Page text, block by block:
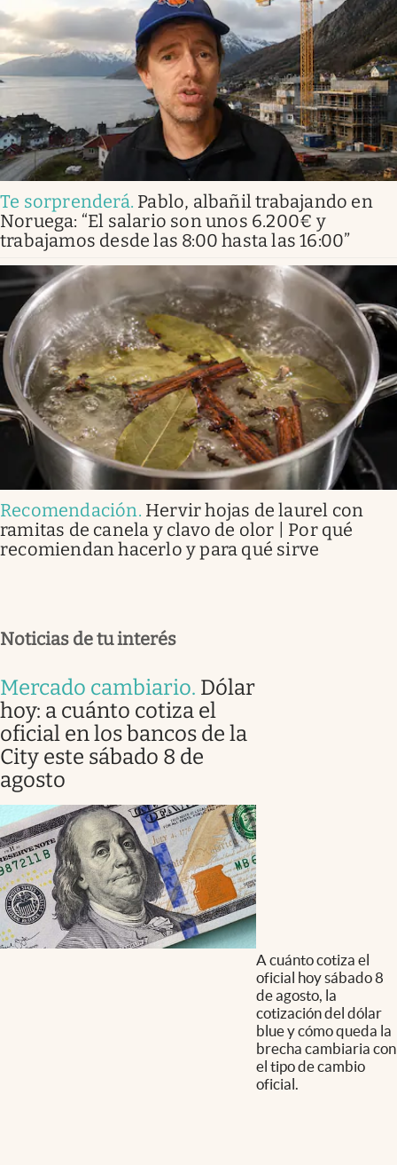
Te sorprenderá. Pablo, albañil trabajando en
Noruega: “El salario son unos 6.200€ y
trabajamos desde las 8:00 hasta las 16:00”
Recomendación. Hervir hojas de laurel con
ramitas de canela y clavo de olor | Por qué
recomiendan hacerlo y para qué sirve
Noticias de tu interés
Mercado cambiario. Dólar
hoy: a cuánto cotiza el
oficial en los bancos de la
City este sábado 8 de
agosto
A cuánto cotiza el
oficial hoy sábado 8
de agosto, la
cotización del dólar
blue y cómo queda la
brecha cambiaria con
el tipo de cambio
oficial.